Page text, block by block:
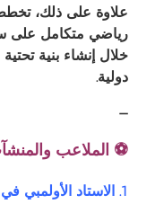
علاوة على ذلك، تخطط
رياضي متكامل على
خلال إنشاء بنية
دولية.
—
⚽️ الملاعب
1. الاستاد الأولمبي في العلمين الجديدة